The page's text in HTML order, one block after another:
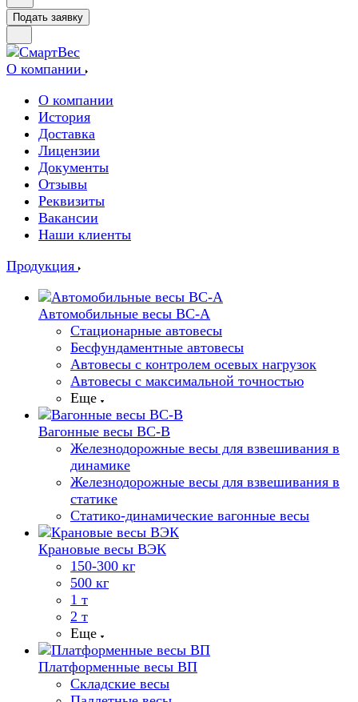
Подать заявку
О компании
О компании
История
Доставка
Лицензии
Документы
Отзывы
Реквизиты
Вакансии
Наши клиенты
Продукция
Автомобильные весы ВС-А
Стационарные автовесы
Бесфундаментные автовесы
Автовесы с контролем осевых нагрузок
Автовесы с максимальной точностью
Еще
Вагонные весы ВС-В
Железнодорожные весы для взвешивания в
динамике
Железнодорожные весы для взвешивания в
статике
Статико-динамические вагонные весы
Крановые весы ВЭК
150-300 кг
500 кг
1 т
2 т
Еще
Платформенные весы ВП
Складские весы